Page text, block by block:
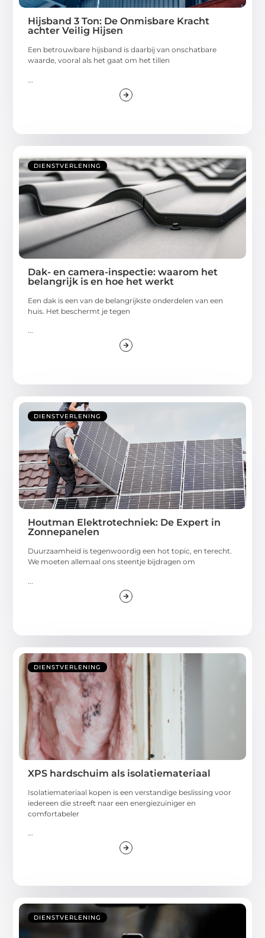
Hijsband 3 Ton: De Onmisbare Kracht
achter Veilig Hijsen
Een betrouwbare hijsband is daarbij van onschatbare
waarde, vooral als het gaat om het tillen
DIENSTVERLENING
Dak- en camera-inspectie: waarom het
belangrijk is en hoe het werkt
Een dak is een van de belangrijkste onderdelen van een
huis. Het beschermt je tegen
...
DIENSTVERLENING
Houtman Elektrotechniek: De Expert in
Zonnepanelen
Duurzaamheid is tegenwoordig een hot topic, en terecht.
We moeten allemaal ons steentje bijdragen om
DIENSTVERLENING
XPS hardschuim als isolatiemateriaal
Isolatiemateriaal kopen is een verstandige beslissing voor
iedereen die streeft naar een energiezuiniger en
comfortabeler
DIENSTVERLENING